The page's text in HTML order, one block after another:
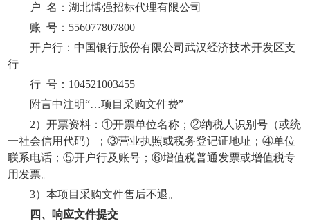
户 名：湖北博强招标代理有限公司
账 号： 556077807800
开户行：中国银行股份有限公司武汉经济技术开发区支
行
行 号： 104521003455
附言中注明“…项目采购文件费”
2）开票资料：①开票单位名称；②纳税人识别号（或统
一社会信用代码）；③营业执照或税务登记证地址；④单位
联系电话；⑤开户行及账号；⑥增值税普通发票或增值税专
用发票。
3）本项目采购文件售后不退。
四、响应文件提交